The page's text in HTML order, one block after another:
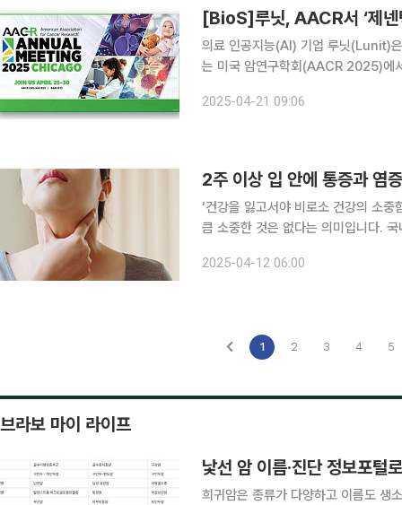
[BioS]루닛, AACR서 ‘제넨
의료 인공지능(AI) 기업 루닛(Lunit)
는 미국 암연구학회(AACR 2025)에
오마커를 PD-L1 면역항암제 ‘티센트
2025-04-21 09:06
2주 이상 입 안에 통증과 염
‘건강을 잃고서야 비로소 건강의 소
큼 소중한 것은 없다는 의미입니다.
속된다면, 단순 치주질환이 아닌 구강
2025-04-12 06:00
1 2 3 4 5
브라보 마이 라이프
낯선 암 이름·진단 정보포털
희귀암은 종류가 다양하고 이름도 생